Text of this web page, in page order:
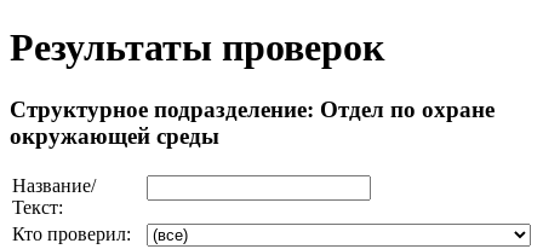
Результаты проверок
Структурное подразделение: Отдел по охране
окружающей среды
Название/
Текст:
Кто проверил: